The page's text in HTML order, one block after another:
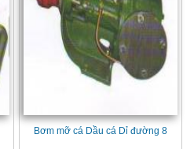
Bơm mỡ cá Dầu cá Dỉ đường 8